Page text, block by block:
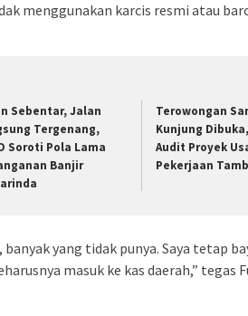
menggunakan karcis resmi atau
Sebentar, Jalan
Tergenang,
Soroti Pola Lama
Banjir
Terowongan
Kunjung
Audit Proyek
Pekerjaan
yang tidak punya. Saya tetap
masuk ke kas daerah,” tegas